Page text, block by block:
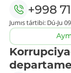
+998
Jumıs tártibi: Dú-Ju